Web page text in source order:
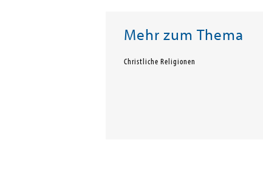
Mehr zum Thema
Christliche Religionen